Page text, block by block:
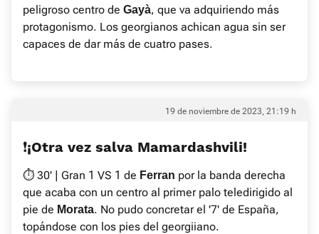
peligroso centro de Gayà, que va adquiriendo más
protagonismo. Los georgianos achican agua sin ser
capaces de dar más de cuatro pases.
19 de noviembre de 2023, 21:19 h
❗️¡Otra vez salva Mamardashvili!
⏱ 30' | Gran 1 VS 1 de Ferran por la banda derecha
que acaba con un centro al primer palo teledirigido al
pie de Morata. No pudo concretar el '7' de España,
topándose con los pies del georgiiano.